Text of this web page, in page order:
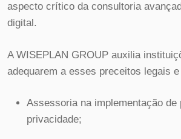
aspecto crítico da consultoria
digital.
A WISEPLAN GROUP auxilia
adequarem a esses preceitos legais
Assessoria na implementação de
privacidade;